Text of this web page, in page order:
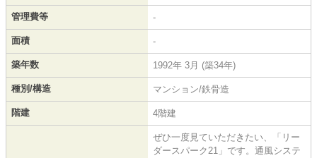
管理費等 -
面積 -
築年数 1992年 3月 (築34年)
種別/構造 マンション/鉄骨造
階建 4階建
ぜひ一度見ていただきたい、「リー
ダースパーク21」です。通風システ